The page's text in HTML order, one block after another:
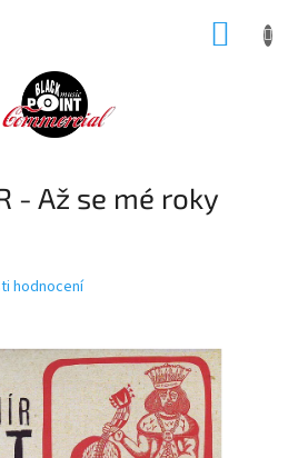
- Až se mé roky
hodnocení